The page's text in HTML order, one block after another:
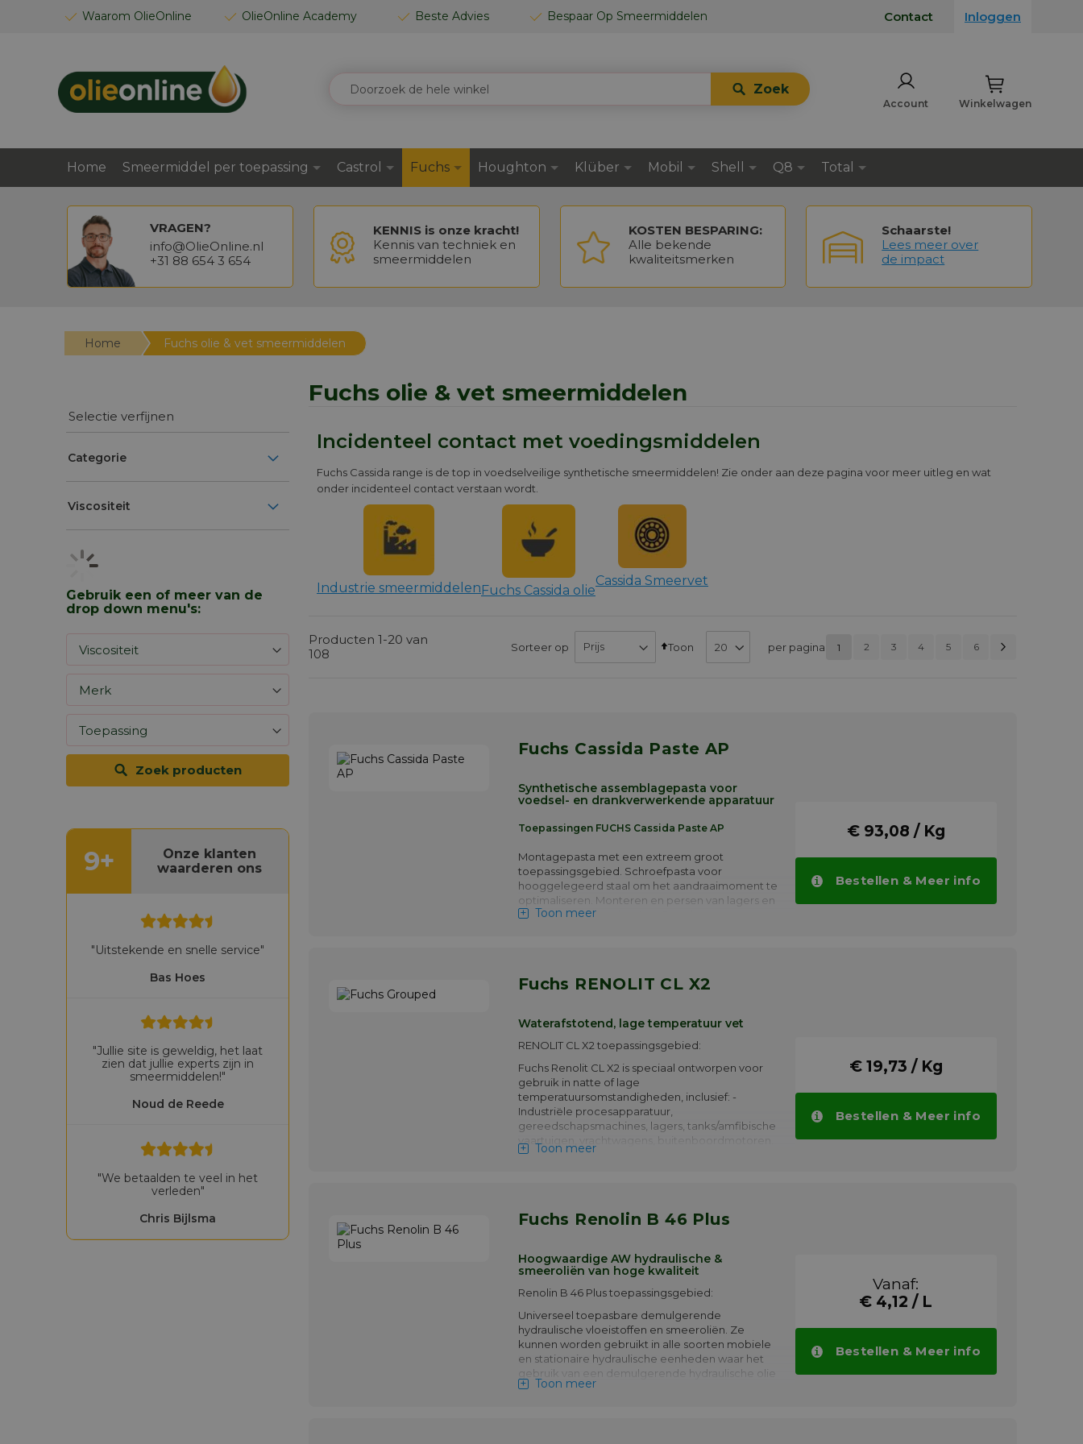
Waarom OlieOnline OlieOnline Academy Beste Advies Bespaar Op Smeermiddelen
GA
Contact Inloggen
Winkelwagen
ZOEK
Zoek
Account
Home Smeermiddel per toepassing Castrol Fuchs Houghton Klüber Mobil Shell Q8 Total
VRAGEN?
info@OlieOnline.nl
+31 88 654 3 654
KENNIS is onze kracht!
Kennis van techniek en
smeermiddelen
KOSTEN BESPARING:
Alle bekende
kwaliteitsmerken
Schaarste!
Lees meer over
de impact
Home Fuchs olie & vet smeermiddelen
Fuchs olie & vet smeermiddelen
Incidenteel contact met voedingsmiddelen
Fuchs Cassida range is de top in voedselveilige synthetische smeermiddelen! Zie onder aan deze pagina voor meer uitleg en wat
onder incidenteel contact verstaan wordt.
Industrie smeermiddelenFuchs Cassida olie
Cassida Smeervet
Producten 1-20 van
108
Sorteer op
Van
Toon per pagina PAGINA
1 2 3 4 5 6
Fuchs Cassida Paste AP
Synthetische assemblagepasta voor
voedsel- en drankverwerkende apparatuur
Toepassingen FUCHS Cassida Paste AP
Montagepasta met een extreem groot
toepassingsgebied. Schroefpasta voor
hooggelegeerd staal om het aandraaimoment te
optimaliseren. Monteren en persen van lagers en
schijven, wielen en bouten. Smering van
Toon meer
€ 93,08 / Kg
Bestellen & Meer info
Fuchs RENOLIT CL X2
Waterafstotend, lage temperatuur vet
RENOLIT CL X2 toepassingsgebied:
Fuchs Renolit CL X2 is speciaal ontworpen voor
gebruik in natte of lage
temperatuursomstandigheden, inclusief: -
Industriële procesapparatuur,
gereedschapsmachines, lagers, tanks/amfibische
vaartuigen, vrachtwagens, buitenboordmotoren.
Toon meer
€ 19,73 / Kg
Bestellen & Meer info
Fuchs Renolin B 46 Plus
Hoogwaardige AW hydraulische &
smeeroliën van hoge kwaliteit
Renolin B 46 Plus toepassingsgebied:
Universeel toepasbare demulgerende
hydraulische vloeistoffen en smeeroliën. Ze
kunnen worden gebruikt in alle soorten mobiele
en stationaire hydraulische eenheden waar het
gebruik van een demulgerende hydraulische olie
(type HLP) wordt aanbevolen. Synergetisch
Toon meer
Vanaf:
€ 4,12 / L
Bestellen & Meer info
Selectie verfijnen
Categorie
Viscositeit
Gebruik een of meer van de
drop down menu's:
Zoek producten
9+
Onze klanten
waarderen ons
Bas Hoes
"Uitstekende en snelle service"
Noud de Reede
"Jullie site is geweldig, het laat
zien dat jullie experts zijn in
smeermiddelen!"
Chris Bijlsma
"We betaalden te veel in het
verleden"